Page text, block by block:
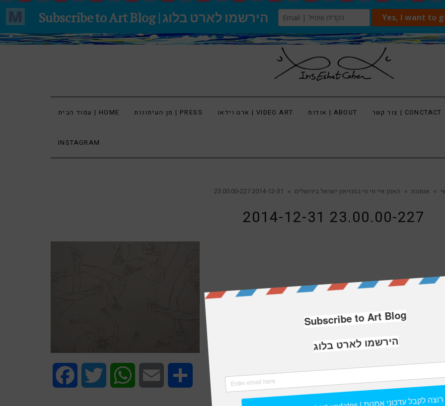
עמוד הבית | HOME מן העיתונות | PRESS ארט וידאו | VIDEO ART אודות | ABOUT צור קשר | CONCTACT
INSTAGRAM
» אומנות » האמן איי ווי ווי במוזיאון ישראל בירושלים »
2014-12-31 23.00.00-227
2014-12-31 23.00.00-227
Facebook Twitter WhatsApp Email Share